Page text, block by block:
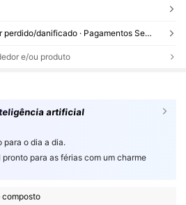
Reenviar se o item estiver perdido/danificado · Pagamentos Seguros · Proteção de privacidade
e/ou produto
artificial
para o dia a dia.
pronto para as férias com um charme
composto